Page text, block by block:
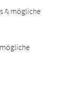
& mögliche